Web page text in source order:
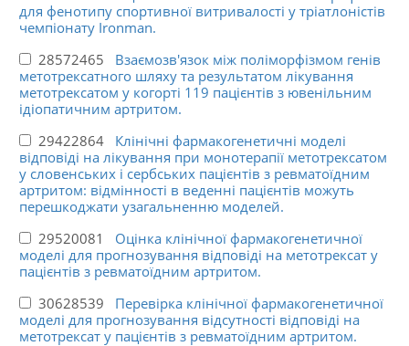
для фенотипу спортивної витривалості у тріатлоністів
чемпіонату Ironman.
28572465 Взаємозв'язок між поліморфізмом генів
метотрексатного шляху та результатом лікування
метотрексатом у когорті 119 пацієнтів з ювенільним
ідіопатичним артритом.
29422864 Клінічні фармакогенетичні моделі
відповіді на лікування при монотерапії метотрексатом
у словенських і сербських пацієнтів з ревматоїдним
артритом: відмінності в веденні пацієнтів можуть
перешкоджати узагальненню моделей.
29520081 Оцінка клінічної фармакогенетичної
моделі для прогнозування відповіді на метотрексат у
пацієнтів з ревматоїдним артритом.
30628539 Перевірка клінічної фармакогенетичної
моделі для прогнозування відсутності відповіді на
метотрексат у пацієнтів з ревматоїдним артритом.